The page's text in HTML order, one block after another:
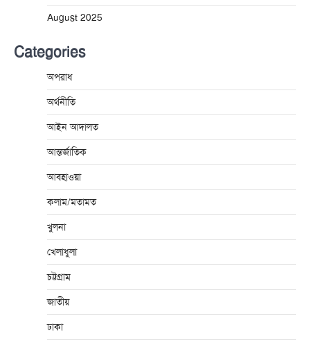
August 2025
Categories
অপরাধ
অর্থনীতি
আইন আদালত
আন্তর্জাতিক
আবহাওয়া
কলাম/মতামত
খুলনা
খেলাধুলা
চট্টগ্রাম
জাতীয়
ঢাকা